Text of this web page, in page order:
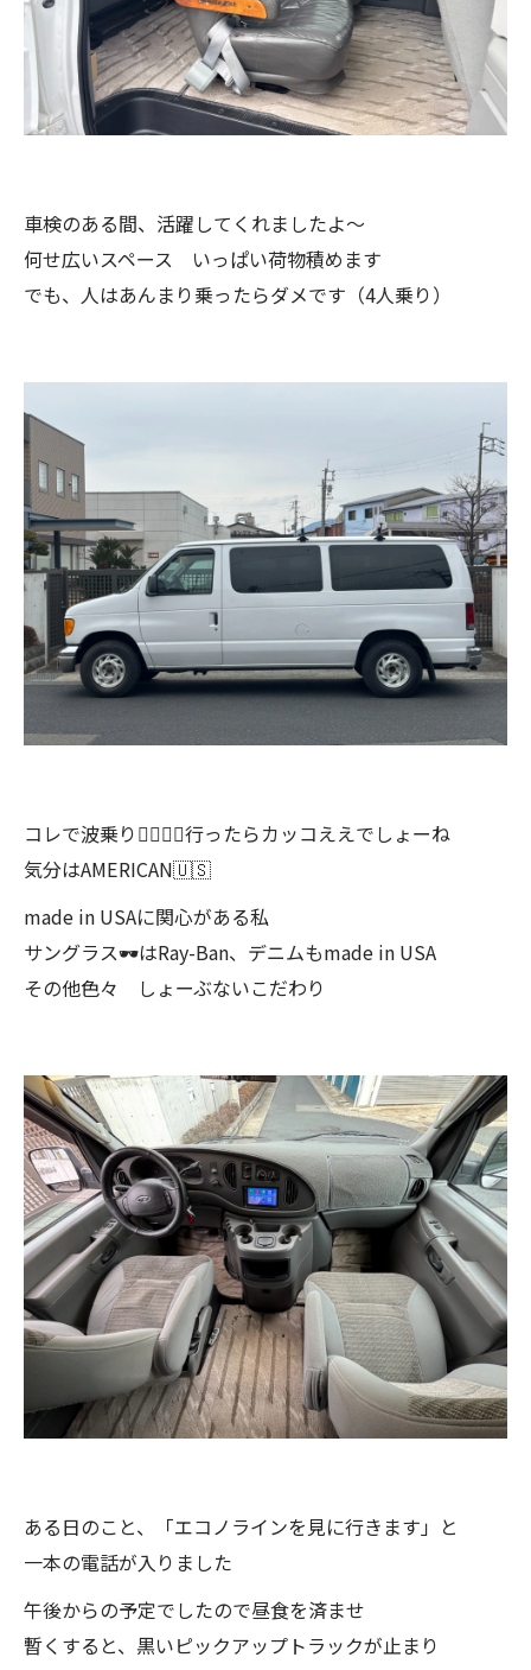
車検のある間、活躍してくれましたよ〜
何せ広いスペース いっぱい荷物積めます
でも、人はあんまり乗ったらダメです（4人乗り）
コレで波乗り🏄‍♀️🏄‍♂️行ったらカッコええでしょーね
気分はAMERICAN🇺🇸
made in USAに関心がある私
サングラス🕶はRay-Ban、デニムもmade in USA
その他色々 しょーぶないこだわり
ある日のこと、「エコノラインを見に行きます」と
一本の電話が入りました
午後からの予定でしたので昼食を済ませ
暫くすると、黒いピックアップトラックが止まり